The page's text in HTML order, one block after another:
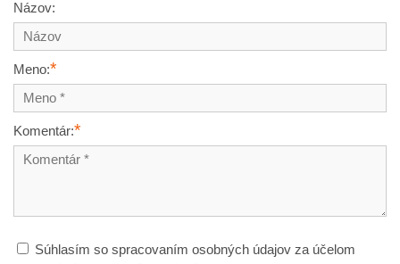
Názov:
Meno:*
Komentár:*
Súhlasím so spracovaním osobných údajov za účelom